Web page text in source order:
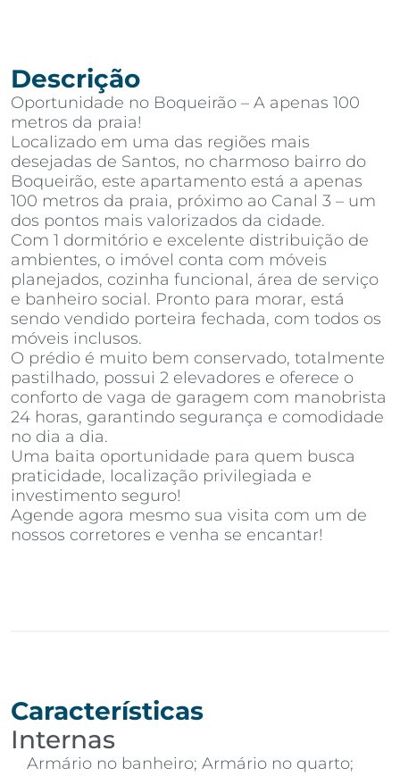
Descrição
Oportunidade no Boqueirão – A apenas 100
metros da praia!
Localizado em uma das regiões mais
desejadas de Santos, no charmoso bairro do
Boqueirão, este apartamento está a apenas
100 metros da praia, próximo ao Canal 3 – um
dos pontos mais valorizados da cidade.
Com 1 dormitório e excelente distribuição de
ambientes, o imóvel conta com móveis
planejados, cozinha funcional, área de serviço
e banheiro social. Pronto para morar, está
sendo vendido porteira fechada, com todos os
móveis inclusos.
O prédio é muito bem conservado, totalmente
pastilhado, possui 2 elevadores e oferece o
conforto de vaga de garagem com manobrista
24 horas, garantindo segurança e comodidade
no dia a dia.
Uma baita oportunidade para quem busca
praticidade, localização privilegiada e
investimento seguro!
Agende agora mesmo sua visita com um de
nossos corretores e venha se encantar!
Características
Internas
Armário no banheiro; Armário no quarto;